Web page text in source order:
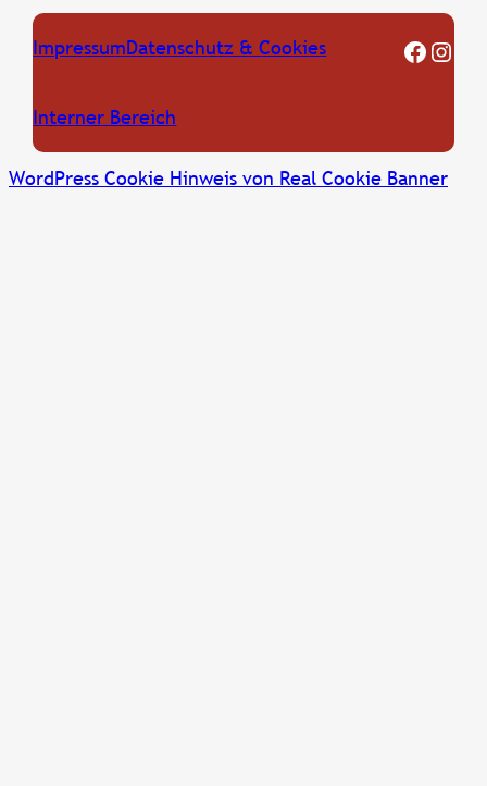
ImpressumDatenschutz & Cookies
Interner Bereich
FF Oberkreuzstetten Facebook Seite Instagram
WordPress Cookie Hinweis von Real Cookie Banner